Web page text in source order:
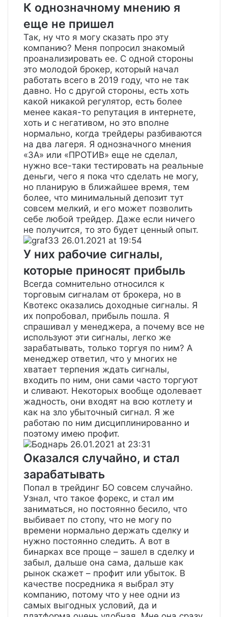
К однозначному мнению я
еще не пришел
Так, ну что я могу сказать про эту
компанию? Меня попросил знакомый
проанализировать ее. С одной стороны
это молодой брокер, который начал
работать всего в 2019 году, что не так
давно. Но с другой стороны, есть хоть
какой никакой регулятор, есть более
менее какая-то репутация в интернете,
хоть и с негативом, но это вполне
нормально, когда трейдеры разбиваются
на два лагеря. Я однозначного мнения
«ЗА» или «ПРОТИВ» еще не сделал,
нужно все-таки тестировать на реальные
деньги, чего я пока что сделать не могу,
но планирую в ближайшее время, тем
более, что минимальный депозит тут
совсем мелкий, и его может позволить
себе любой трейдер. Даже если ничего
не получится, то это будет ценный опыт.
graf33 26.01.2021 at 19:54
У них рабочие сигналы,
которые приносят прибыль
Всегда сомнительно относился к
торговым сигналам от брокера, но в
Квотекс оказались доходные сигналы. Я
их попробовал, прибыль пошла. Я
спрашивал у менеджера, а почему все не
используют эти сигналы, легко же
зарабатывать, только торгуя по ним? А
менеджер ответил, что у многих не
хватает терпения ждать сигналы,
входить по ним, они сами часто торгуют
и сливают. Некоторых вообще одолевает
жадность, они входят на всю котлету и
как на зло убыточный сигнал. Я же
работаю по ним дисциплинированно и
поэтому имею профит.
Боднарь 26.01.2021 at 23:31
Оказался случайно, и стал
зарабатывать
Попал в трейдинг БО совсем случайно.
Узнал, что такое форекс, и стал им
заниматься, но постоянно бесило, что
выбивает по стопу, что не могу по
времени нормально держать сделку и
нужно постоянно следить. А вот в
бинарках все проще – зашел в сделку и
забыл, дальше она сама, дальше как
рынок скажет – профит или убыток. В
качестве посредника я выбрал эту
компанию, потому что у нее одни из
самых выгодных условий, да и